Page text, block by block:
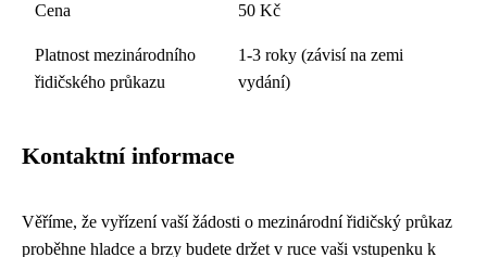
Cena 50 Kč
Platnost mezinárodního
řidičského průkazu
1-3 roky (závisí na zemi
vydání)
Kontaktní informace
Věříme, že vyřízení vaší žádosti o mezinárodní řidičský průkaz
proběhne hladce a brzy budete držet v ruce vaši vstupenku k